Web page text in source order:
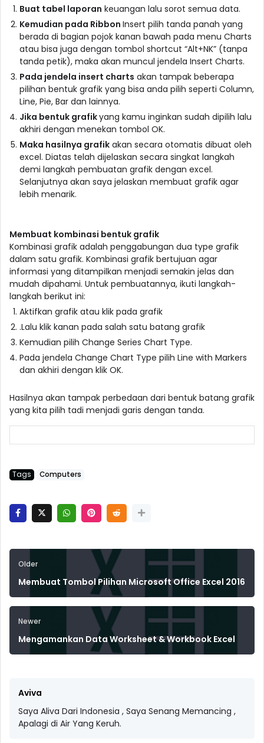
Buat tabel laporan keuangan lalu sorot semua data.
Kemudian pada Ribbon Insert pilih tanda panah yang
berada di bagian pojok kanan bawah pada menu Charts
atau bisa juga dengan tombol shortcut “Alt+NK” (tanpa
tanda petik), maka akan muncul jendela Insert Charts.
Pada jendela insert charts akan tampak beberapa
pilihan bentuk grafik yang bisa anda pilih seperti Column,
Line, Pie, Bar dan lainnya.
Jika bentuk grafikyang kamu inginkan sudah dipilih lalu
akhiri dengan menekan tombol OK.
Maka hasilnya grafikakan secara otomatis dibuat oleh
excel. Diatas telah dijelaskan secara singkat langkah
demi langkah pembuatan grafik dengan excel.
Selanjutnya akan saya jelaskan membuat grafik agar
lebih menarik.
Membuat kombinasi bentuk grafik
Kombinasi grafik adalah penggabungan dua type grafik
dalam satu grafik. Kombinasi grafik bertujuan agar
informasi yang ditampilkan menjadi semakin jelas dan
mudah dipahami. Untuk pembuatannya, ikuti langkah-
langkah berikut ini:
Aktifkan grafik atau klik pada grafik
.Lalu klik kanan pada salah satu batang grafik
Kemudian pilih Change Series Chart Type.
Pada jendela Change Chart Type pilih Line with Markers
dan akhiri dengan klik OK.
Hasilnya akan tampak perbedaan dari bentuk batang grafik
yang kita pilih tadi menjadi garis dengan tanda.
Tags Computers
Older
Membuat Tombol Pilihan Microsoft Office Excel 2016
Newer
Mengamankan Data Worksheet & Workbook Excel
Aviva
Saya Aliva Dari Indonesia , Saya Senang Memancing ,
Apalagi di Air Yang Keruh.